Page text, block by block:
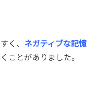
く、 ネガティブな記憶
ことがありました。